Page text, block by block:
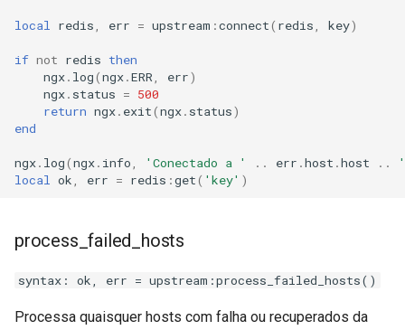
log-zmq
loop-detect
lua
memc
naxsi
local redis err = upstream :connect( redis key)
if not redis then
ngx. log(ngx.ERR err)
ngx. status = 500
return ngx. exit(ngx. status)
end
ngx. log(ngx. info 'Conectado a ' .. err .host .host ..
local
ok err = redis :get( 'key' )
process_failed_hosts
syntax: ok, err = upstream:process_failed_hosts()
Processa quaisquer hosts com falha ou recuperados da